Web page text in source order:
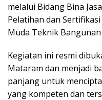
melalui Bidang Bina
Pelatihan dan
Muda Teknik Bangunan
Kegiatan ini resmi
Mataram dan menjadi
panjang untuk
yang kompeten dan